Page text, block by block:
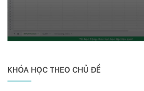
KHÓA HỌC THEO CHỦ ĐỀ